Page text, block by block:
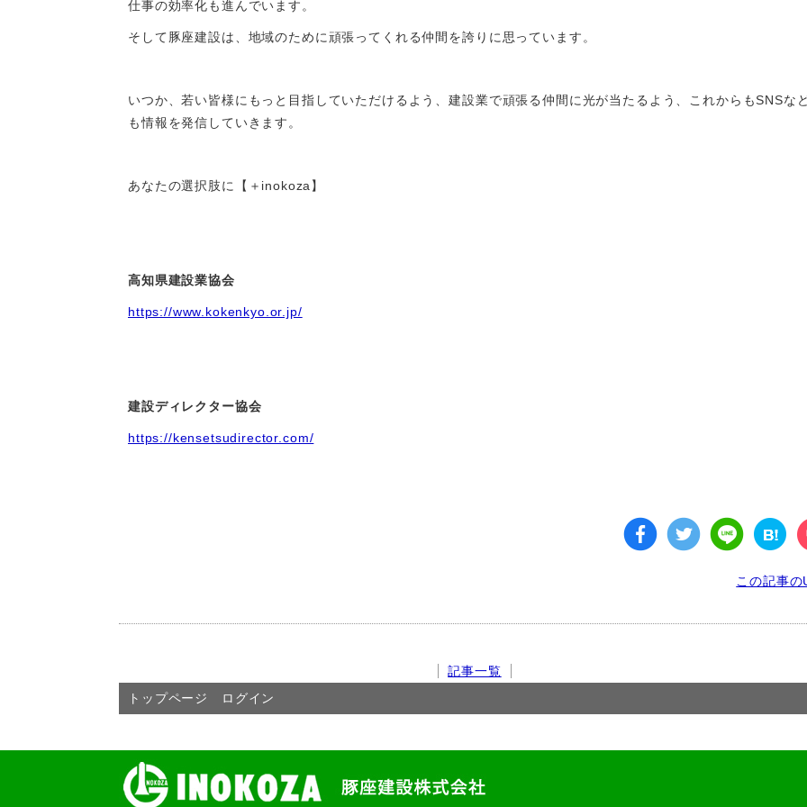
仕事の効率化も進んでいます。
そして豚座建設は、地域のために頑張ってくれる仲間を誇りに思っています。
いつか、若い皆様にもっと目指していただけるよう、建設業で頑張る仲間に光が当たるよう、これからもSNSな
も情報を発信していきます。
あなたの選択肢に【＋inokoza】
高知県建設業協会
https://www.kokenkyo.or.jp/
建設ディレクター協会
https://kensetsudirector.com/
この記事の
記事一覧
トップページ
ログイン